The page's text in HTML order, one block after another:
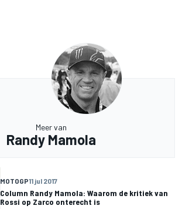
Meer van
Randy Mamola
MOTOGP11 jul 2017
Column Randy Mamola: Waarom de kritiek van
Rossi op Zarco onterecht is